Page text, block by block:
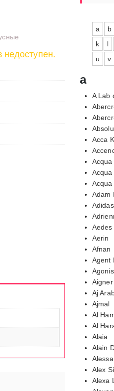
недоступен.
a b
k
l
u
v
a
A Lab
Acca
Acqua
Acqua
Adam
Adidas
Aedes
Aerin
Afnan
Agent
Aigner
Aj
Ajmal
Al
Al
Alaia
Alain
Alex
Alexa